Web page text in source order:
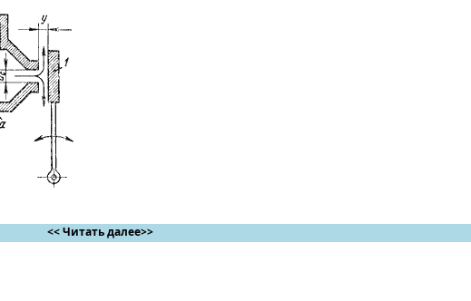
<< Читать далее>>